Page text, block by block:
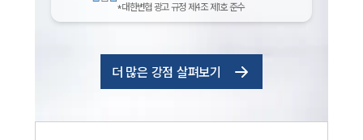
*대한변협 광고 규정 제4조 제1호 준수
더 많은 강점 살펴보기